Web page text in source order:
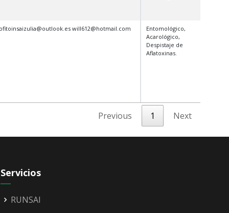
will612@hotmail.com
Entomológico,
Acarológico,
Despistaje de
Aflatoxinas.
Previous 1 Next
Servicios
RUNSAI